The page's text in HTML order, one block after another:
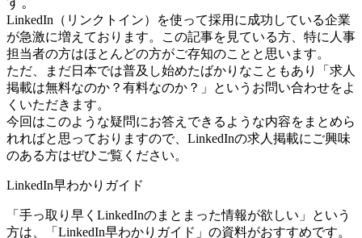
LinkedIn（リンクトイン）を使って採用に成功している企業
が急激に増えております。この記事を見ている方、特に人事
担当者の方はほとんどの方がご存知のことと思います。
ただ、まだ日本では普及し始めたばかりなこともあり「求人
掲載は無料なのか？有料なのか？」というお問い合わせをよ
くいただきます。
今回はこのような疑問にお答えできるような内容をまとめら
れればと思っておりますので、LinkedInの求人掲載にご興味
のある方はぜひご覧ください。
LinkedIn早わかりガイド
「手っ取り早くLinkedInのまとまった情報が欲しい」という
方は、「LinkedIn早わかりガイド」の資料がおすすめです。